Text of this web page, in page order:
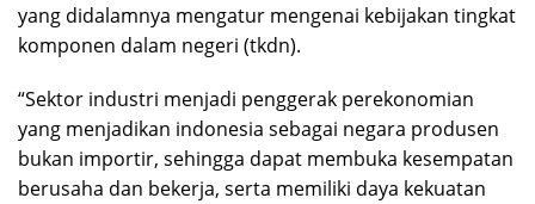
yang didalamnya mengatur mengenai kebijakan tingkat
komponen dalam negeri (tkdn).
“Sektor industri menjadi penggerak perekonomian
yang menjadikan indonesia sebagai negara produsen
bukan importir, sehingga dapat membuka kesempatan
berusaha dan bekerja, serta memiliki daya kekuatan